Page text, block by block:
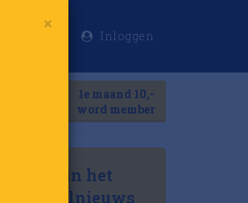
Inloggen
1e maand 10,-
word member
niets van het
retailnieuws